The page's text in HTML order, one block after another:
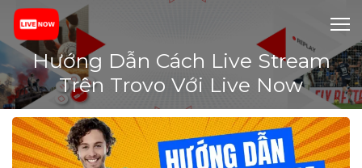
Hướng Dẫn Cách Live Stream
Trên Trovo Với Live Now